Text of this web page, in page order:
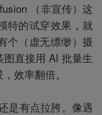
（非宣传）这
特的试穿效果，就
个（虚无缥缈）摄
直接用 AI 批量生
效率翻倍。
是有点拉胯。像遇